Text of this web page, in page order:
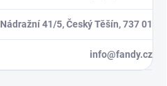
Nádražní 41/5, Český Těšín, 737 01
info@fandy.cz